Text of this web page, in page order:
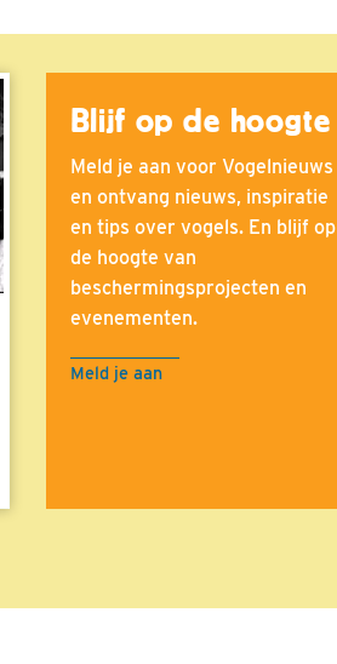
Blijf op de hoogte
Meld je aan voor Vogelnieuws
en ontvang nieuws, inspiratie
en tips over vogels. En blijf op
de hoogte van
beschermingsprojecten en
evenementen.
Meld je aan